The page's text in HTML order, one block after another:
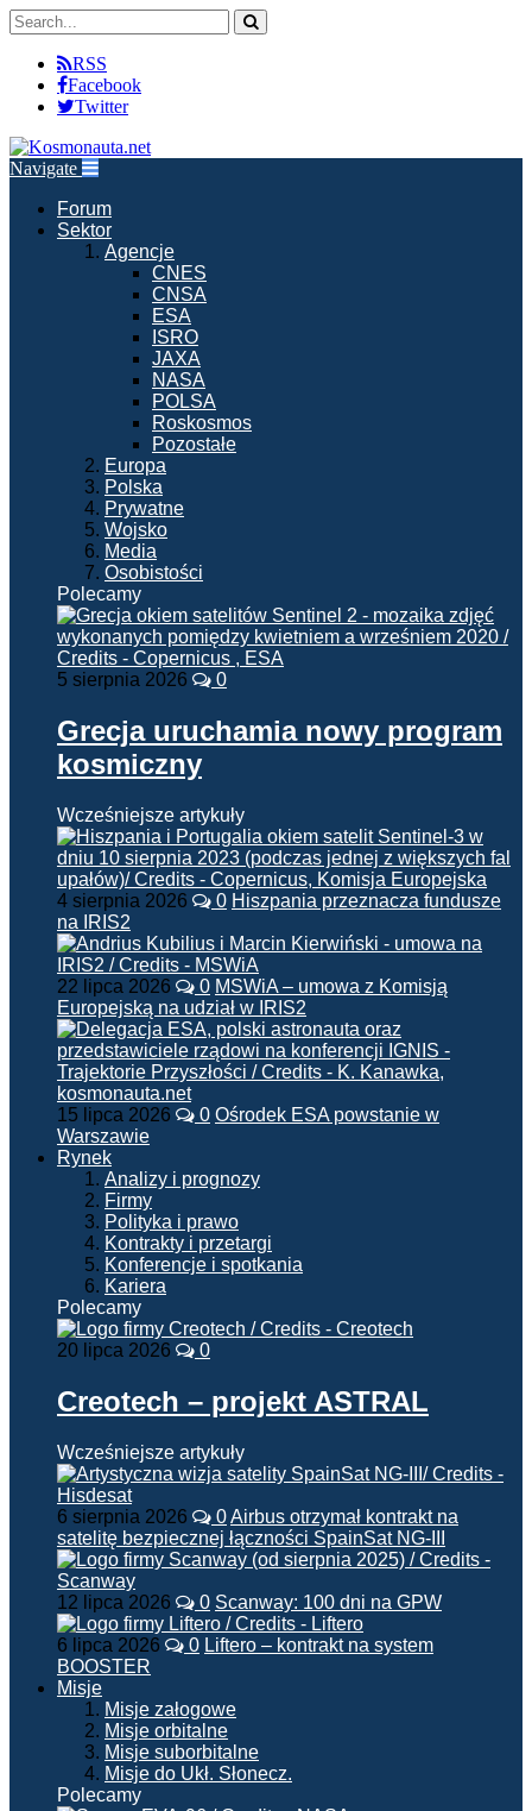
RSS
Facebook
Twitter
Navigate
Forum
Sektor
Agencje
CNES
CNSA
ESA
ISRO
JAXA
NASA
POLSA
Roskosmos
Pozostałe
Europa
Polska
Prywatne
Wojsko
Media
Osobistości
Polecamy
5 sierpnia 2026 0
Grecja uruchamia nowy program
kosmiczny
Wcześniejsze artykuły
4 sierpnia 2026 0 Hiszpania przeznacza fundusze
na IRIS2
22 lipca 2026 0 MSWiA – umowa z Komisją
Europejską na udział w IRIS2
15 lipca 2026 0 Ośrodek ESA powstanie w
Warszawie
Rynek
Analizy i prognozy
Firmy
Polityka i prawo
Kontrakty i przetargi
Konferencje i spotkania
Kariera
Polecamy
20 lipca 2026 0
Creotech – projekt ASTRAL
Wcześniejsze artykuły
6 sierpnia 2026 0Airbus otrzymał kontrakt na
satelitę bezpiecznej łączności SpainSat NG-III
12 lipca 2026 0 Scanway: 100 dni na GPW
6 lipca 2026 0 Liftero – kontrakt na system
BOOSTER
Misje
Misje załogowe
Misje orbitalne
Misje suborbitalne
Misje do Ukł. Słonecz.
Polecamy